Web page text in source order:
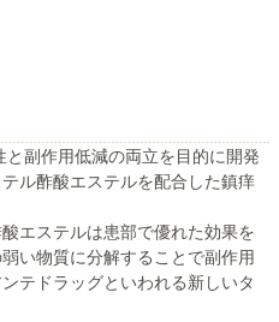
副作用低減の両立を目的に開発
ル酢酸エステルを配合した鎮痒
エステルは患部で優れた効果を
い物質に分解することで副作用
テドラッグといわれる新しいタ